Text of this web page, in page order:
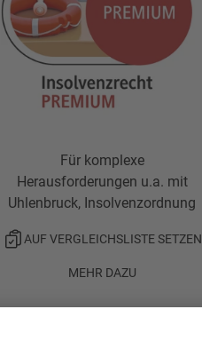
Für komplexe
Herausforderungen u.a. mit
Uhlenbruck, Insolvenzordnung
AUF VERGLEICHSLISTE SETZEN
MEHR DAZU